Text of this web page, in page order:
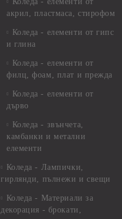
акрил, пластмаса, стирофом
Коледа - елементи от гипс
и глина
Коледа - елементи от
филц, фоам, плат и прежда
Коледа - елементи от
дърво
Коледа - звънчета,
камбанки и метални
елементи
Коледа - Лампички,
гирлянди, пълнежи и свещи
Коледа - Материали за
декорация - брокати,